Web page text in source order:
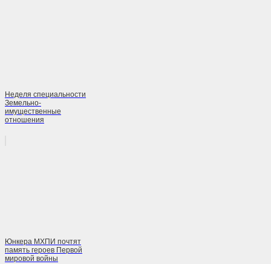
Неделя специальности
Земельно-
имущественные
отношения
Юнкера МХПИ почтят
память героев Первой
мировой войны